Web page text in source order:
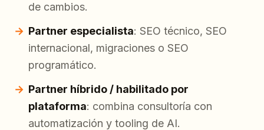
de cambios.
Partner especialista: SEO técnico, SEO
internacional, migraciones o SEO
programático.
Partner híbrido / habilitado por
plataforma: combina consultoría con
automatización y tooling de AI.